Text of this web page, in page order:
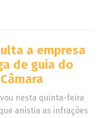
a empresa
de guia do
nesta quinta-feira
anistia as infrações